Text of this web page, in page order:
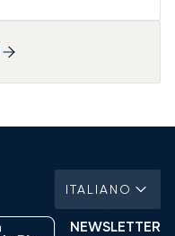
ITALIANO
NEWSLETTER